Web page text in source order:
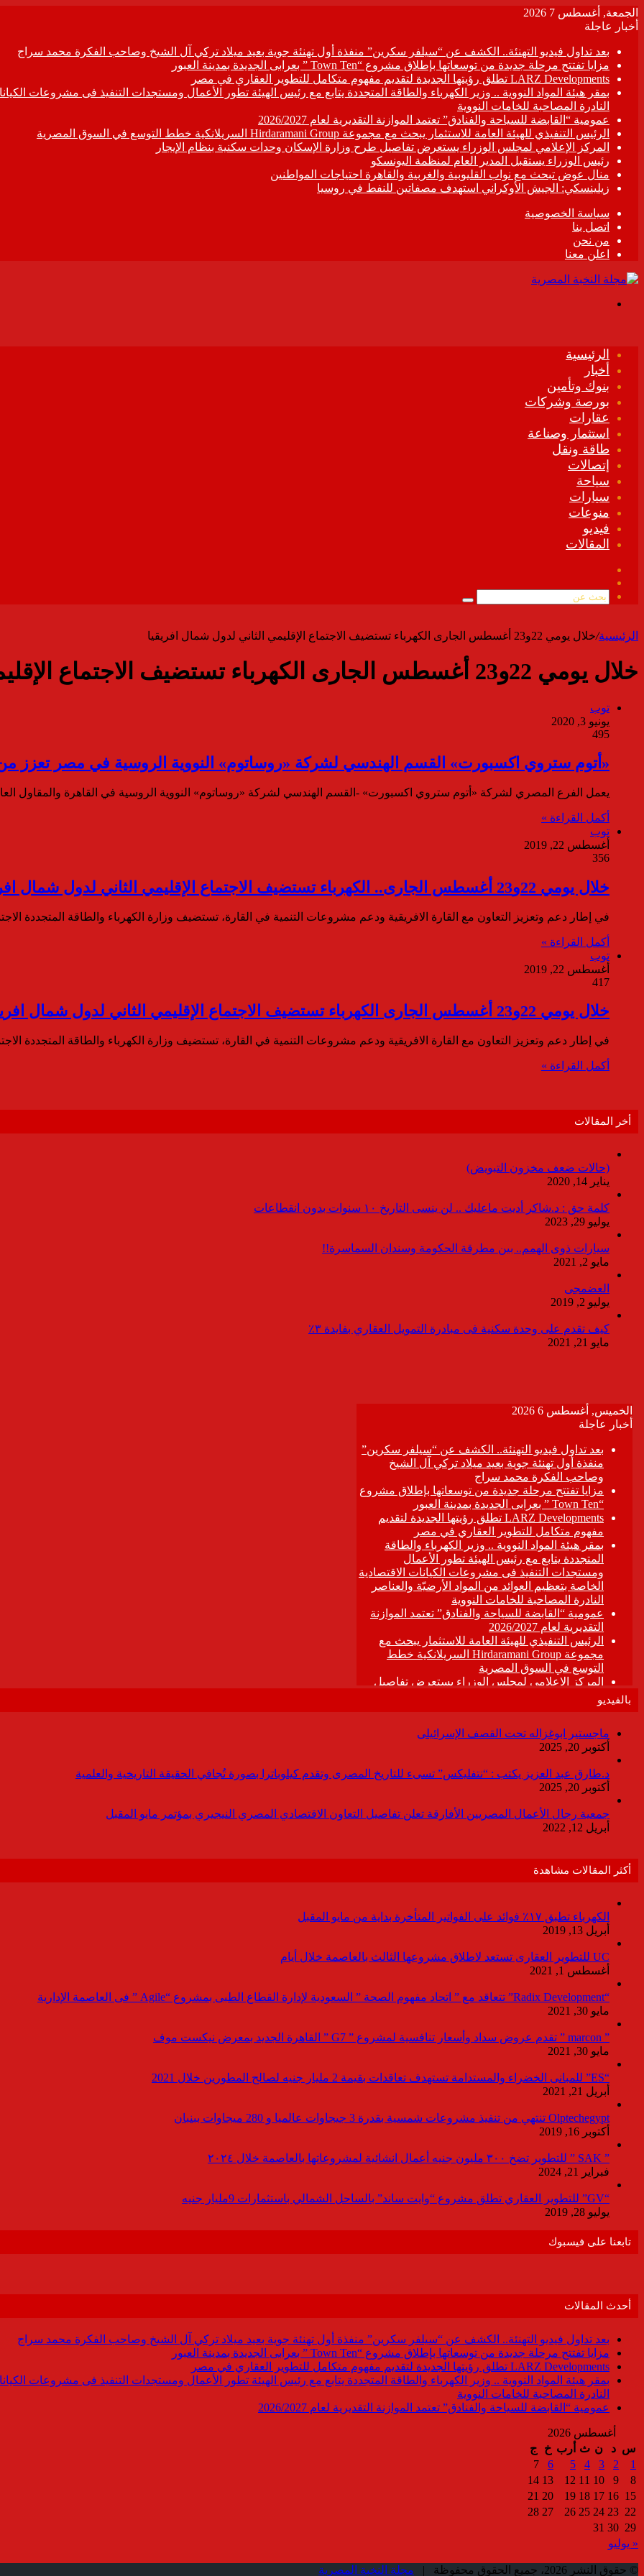
الجمعة, أغسطس 7 2026
أخبار عاجلة
بعد تداول فيديو التهنئة.. الكشف عن “سيلفر سكرين” منفذة أول تهنئة جوية بعيد ميلاد تركي آل الشيخ وصاحب الفكرة محمد سراج
مزايا تفتتح مرحلة جديدة من توسعاتها بإطلاق مشروع “Town Ten ” بعرابى الجديدة بمدينة العبور
LARZ Developments تطلق رؤيتها الجديدة لتقديم مفهوم متكامل للتطوير العقاري في مصر
بمقر هيئة المواد النووية .. وزير الكهرباء والطاقة المتجددة يتابع مع رئيس الهيئة تطور الأعمال ومستجدات التنفيذ فى مشروعات
النادرة المصاحبة للخامات النووية
عمومية “القابضة للسياحة والفنادق” تعتمد الموازنة التقديرية لعام 2026/2027
الرئيس التنفيذي للهيئة العامة للاستثمار يبحث مع مجموعة Hirdaramani Group السريلانكية خطط التوسع في السوق المصرية
المركز الإعلامي لمجلس الوزراء يستعرض تفاصيل طرح وزارة الإسكان وحدات سكنية بنظام الإيجار
رئيس الوزراء يستقبل المدير العام لمنظمة اليونسكو
منال عوض تبحث مع نواب القليوبية والغربية والقاهرة احتياجات المواطنين
زيلينسكي: الجيش الأوكراني استهدف مصفاتين للنفط في روسيا
سياسة الخصوصية
اتصل بنا
من نحن
اعلن معنا
الرئيسية
أخبار
بنوك وتأمين
بورصة وشركات
عقارات
استثمار وصناعة
طاقة ونقل
إتصالات
سياحة
سيارات
منوعات
فيديو
المقالات
الموقع
بحث
الرئيسية/خلال يومي 22و23 أغسطس الجارى الكهرباء تستضيف الاجتماع الإقليمي الثاني لدول شمال افريقيا
خلال يومي 22و23 أغسطس الجارى الكهرباء تستضيف الاجتماع الإقليمي الثاني لدول شمال افريقيا
توب
يونيو 3, 2020
495
«أتوم ستروي اكسبورت» القسم الهندسي لشركة «روساتوم» النووية الروسية في مصر تعزز من
يعمل الفرع المصري لشركة «أتوم ستروي اكسبورت» -القسم الهندسي لشركة «روساتوم» النووية الروسية في القاهرة والمقاول
أكمل القراءة »
توب
أغسطس 22, 2019
356
خلال يومي 22و23 أغسطس الجارى.. الكهرباء تستضيف الاجتماع الإقليمي الثاني لدول شمال افريقيا
في إطار دعم وتعزيز التعاون مع القارة الافريقية ودعم مشروعات التنمية في القارة، تستضيف وزارة الكهرباء والطاقة المتجددة
أكمل القراءة »
توب
أغسطس 22, 2019
417
خلال يومي 22و23 أغسطس الجارى الكهرباء تستضيف الاجتماع الإقليمي الثاني لدول شمال افريقيا
في إطار دعم وتعزيز التعاون مع القارة الافريقية ودعم مشروعات التنمية في القارة، تستضيف وزارة الكهرباء والطاقة المتجددة
أكمل القراءة »
أخر المقالات
(حالات ضعف مخزون التبويض)
يناير 14, 2020
كلمة حق : د.شاكر أديت ماعليك .. لن ينسى التاريخ ١٠ سنوات بدون انقطاعات
يوليو 29, 2023
سيارات ذوى الهمم.. بين مطرقة الحكومة وسندان السماسرة!!
مايو 2, 2021
العضمجى
يوليو 2, 2019
كيف تقدم على وحدة سكنية فى مبادرة التمويل العقاري بفايدة ٣٪
مايو 21, 2021
بالفيديو
ماجستير ابوغزاله تحت القصف الإسرائيلى
أكتوبر 20, 2025
د.طارق عبد العزيز يكتب : “نتفليكس” تسىء للتاريخ المصرى وتقدم كيلوباترا بصورة تُجافي الحقيقة التاريخية والعلمية
أكتوبر 20, 2025
جمعية رجال الأعمال المصريين الأفارقة تعلن تفاصيل التعاون الاقتصادي المصري النيجيري بمؤتمر مايو المقبل
أبريل 12, 2022
أكثر المقالات مشاهدة
الكهرباء تطبق ١٧٪ فوائد على الفواتير المتأخرة بداية من مايو المقبل
أبريل 13, 2019
UC للتطوير العقارى تستعد لاطلاق مشروعها الثالث بالعاصمة خلال أيام
أغسطس 1, 2021
“Radix Development” تتعاقد مع ” اتحاد مفهوم الصحة ” السعودية لإدارة القطاع الطبى بمشروع “Agile ” فى العاصمة الإدارية
مايو 30, 2021
” marcon ” تقدم عروض سداد وأسعار تنافسية لمشروع ” G7 ” القاهرة الجديد بمعرض نيكست موف
مايو 30, 2021
“ES” للمبانى الخضراء والمستدامة تستهدف تعاقدات بقيمة 2 مليار جنيه لصالح المطورين خلال 2021
أبريل 21, 2021
Olptechegypt تنتهي من تنفيذ مشروعات شمسية بقدرة 3 جيجاوات عالميا و 280 ميجاوات ببنبان
أكتوبر 16, 2019
” SAK ” للتطوير تضخ ٣٠٠ مليون جنيه أعمال انشائية لمشروعاتها بالعاصمة خلال ٢٠٢٤
فبراير 21, 2024
“GV” للتطوير العقاري تطلق مشروع “وايت ساند” بالساحل الشمالي باستثمارات 9مليار جنيه
يوليو 28, 2019
تابعنا على فيسبوك
أحدث المقالات
بعد تداول فيديو التهنئة.. الكشف عن “سيلفر سكرين” منفذة أول تهنئة جوية بعيد ميلاد تركي آل الشيخ وصاحب الفكرة محمد سراج
مزايا تفتتح مرحلة جديدة من توسعاتها بإطلاق مشروع “Town Ten ” بعرابى الجديدة بمدينة العبور
LARZ Developments تطلق رؤيتها الجديدة لتقديم مفهوم متكامل للتطوير العقاري في مصر
بمقر هيئة المواد النووية .. وزير الكهرباء والطاقة المتجددة يتابع مع رئيس الهيئة تطور الأعمال ومستجدات التنفيذ فى مشروعات
النادرة المصاحبة للخامات النووية
عمومية “القابضة للسياحة والفنادق” تعتمد الموازنة التقديرية لعام 2026/2027
أغسطس 2026
س د ن ث أرب خ
ج
1
2
3
4
5
6
7
8
9
10
11
12
13
14
15
16
17
18
19
20
21
22
23
24
25
26
27
28
29
30
31
« يوليو
© حقوق النشر 2026، جميع الحقوق محفوظة | مجلة النخبة المصرية